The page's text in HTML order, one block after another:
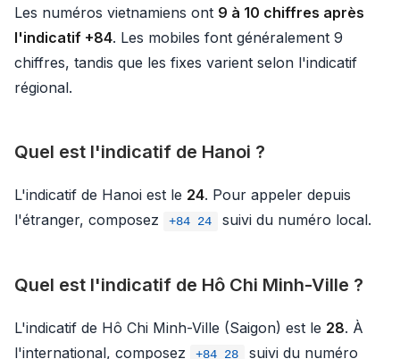
Les numéros vietnamiens ont 9 à 10 chiffres après
l'indicatif +84. Les mobiles font généralement 9
chiffres, tandis que les fixes varient selon l'indicatif
régional.
Quel est l'indicatif de Hanoi ?
L'indicatif de Hanoi est le 24. Pour appeler depuis
l'étranger, composez
+84 24 suivi du numéro local.
Quel est l'indicatif de Hô Chi Minh-Ville ?
L'indicatif de Hô Chi Minh-Ville (Saigon) est le 28. À
l'international, composez
+84 28
suivi du numéro